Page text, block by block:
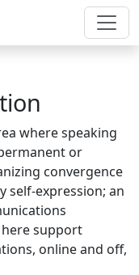
where speaking
or
convergence
self-expression; an
support
online and off,